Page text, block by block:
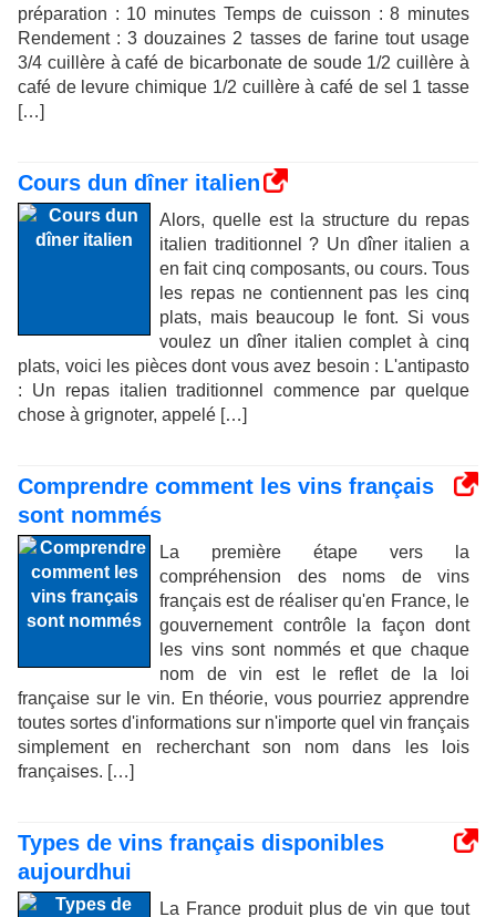
préparation : 10 minutes Temps de cuisson : 8 minutes
Rendement : 3 douzaines 2 tasses de farine tout usage
3/4 cuillère à café de bicarbonate de soude 1/2 cuillère à
café de levure chimique 1/2 cuillère à café de sel 1 tasse
[…]
Cours dun dîner italien
Alors, quelle est la structure du repas
italien traditionnel ? Un dîner italien a
en fait cinq composants, ou cours. Tous
les repas ne contiennent pas les cinq
plats, mais beaucoup le font. Si vous
voulez un dîner italien complet à cinq
plats, voici les pièces dont vous avez besoin : L'antipasto
: Un repas italien traditionnel commence par quelque
chose à grignoter, appelé […]
Comprendre comment les vins français
sont nommés
La première étape vers la
compréhension des noms de vins
français est de réaliser qu'en France, le
gouvernement contrôle la façon dont
les vins sont nommés et que chaque
nom de vin est le reflet de la loi
française sur le vin. En théorie, vous pourriez apprendre
toutes sortes d'informations sur n'importe quel vin français
simplement en recherchant son nom dans les lois
françaises. […]
Types de vins français disponibles
aujourdhui
La France produit plus de vin que tout